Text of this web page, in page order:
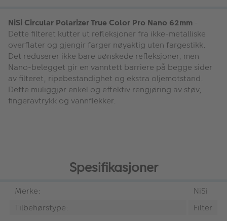
NiSi Circular Polarizer True Color Pro Nano 62mm -
Dette filteret kutter ut refleksjoner fra ikke-metalliske
overflater og gjengir farger nøyaktig uten fargestikk.
Det reduserer ikke bare uønskede refleksjoner, men
Nano-belegget gir en vanntett barriere på begge sider
av filteret, ripebestandighet og ekstra oljemotstand.
Dette muliggjør enkel og effektiv rengjøring av støv,
fingeravtrykk og vannflekker.
Spesifikasjoner
Merke:
NiSi
Tilbehørstype:
Filter